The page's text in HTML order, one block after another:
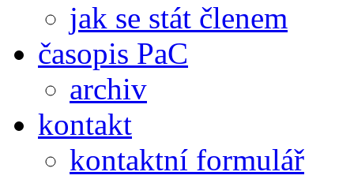
jak se stát členem
časopis PaC
archiv
kontakt
kontaktní formulář